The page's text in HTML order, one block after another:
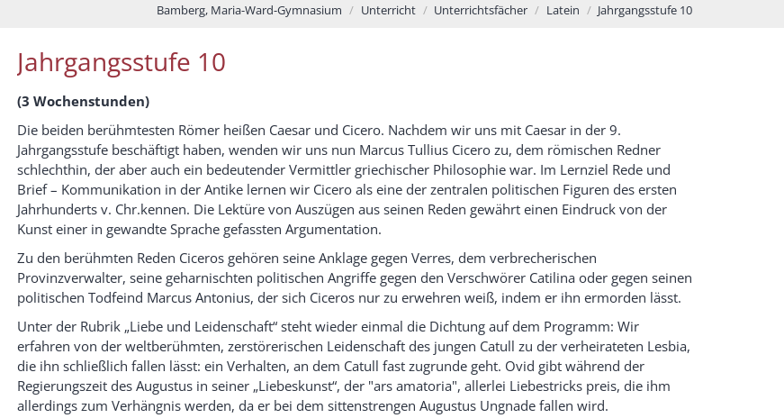
Bamberg, Maria-Ward-Gymnasium Unterricht Unterrichtsfächer Latein Jahrgangsstufe 10
Jahrgangsstufe 10
(3 Wochenstunden)
Die beiden berühmtesten Römer heißen Caesar und Cicero. Nachdem wir uns mit Caesar in der 9.
Jahrgangsstufe beschäftigt haben, wenden wir uns nun Marcus Tullius Cicero zu, dem römischen Redner
schlechthin, der aber auch ein bedeutender Vermittler griechischer Philosophie war. Im Lernziel Rede und
Brief – Kommunikation in der Antike lernen wir Cicero als eine der zentralen politischen Figuren des ersten
Jahrhunderts v. Chr.kennen. Die Lektüre von Auszügen aus seinen Reden gewährt einen Eindruck von der
Kunst einer in gewandte Sprache gefassten Argumentation.
Zu den berühmten Reden Ciceros gehören seine Anklage gegen Verres, dem verbrecherischen
Provinzverwalter, seine geharnischten politischen Angriffe gegen den Verschwörer Catilina oder gegen seinen
politischen Todfeind Marcus Antonius, der sich Ciceros nur zu erwehren weiß, indem er ihn ermorden lässt.
Unter der Rubrik „Liebe und Leidenschaft“ steht wieder einmal die Dichtung auf dem Programm: Wir
erfahren von der weltberühmten, zerstörerischen Leidenschaft des jungen Catull zu der verheirateten Lesbia,
die ihn schließlich fallen lässt: ein Verhalten, an dem Catull fast zugrunde geht. Ovid gibt während der
Regierungszeit des Augustus in seiner „Liebeskunst“, der "ars amatoria", allerlei Liebestricks preis, die ihm
allerdings zum Verhängnis werden, da er bei dem sittenstrengen Augustus Ungnade fallen wird.